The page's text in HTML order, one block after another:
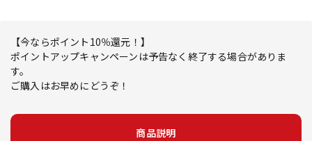
【今ならポイント10％還元！】
ポイントアップキャンペーンは予告なく終了する場合がありま
す。
ご購入はお早めにどうぞ！
商品説明